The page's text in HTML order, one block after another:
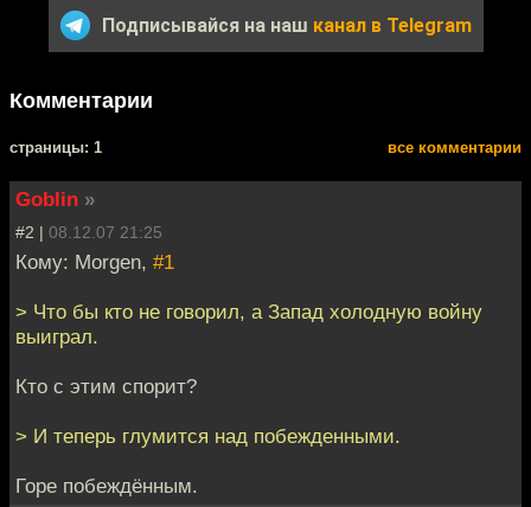
Подписывайся на наш канал в Telegram
Комментарии
cтраницы: 1 все комментарии
Goblin »
#2 | 08.12.07 21:25
Кому: Morgen, #1
> Что бы кто не говорил, а Запад холодную войну
выиграл.
Кто с этим спорит?
> И теперь глумится над побежденными.
Горе побеждённым.